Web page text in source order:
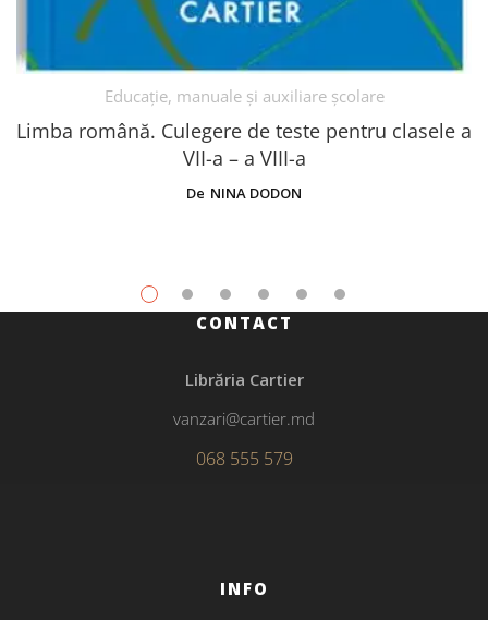
Limba română. Culegere de teste pentru clasele a
VII-a – a VIII-a
Educație, manuale și auxiliare școlare
De NINA DODON
CONTACT
Librăria Cartier
vanzari@cartier.md
068 555 579
INFO